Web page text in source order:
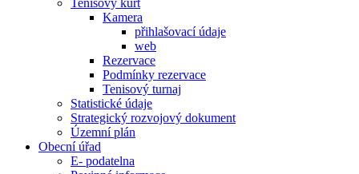
Tenisový kurt
Kamera
přihlašovací údaje
web
Rezervace
Podmínky rezervace
Tenisový turnaj
Statistické údaje
Strategický rozvojový dokument
Územní plán
Obecní úřad
E- podatelna